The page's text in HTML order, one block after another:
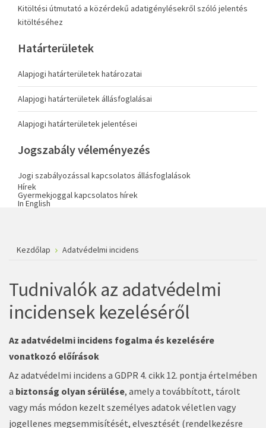
Kitöltési útmutató a közérdekű adatigénylésekről szóló jelentés
kitöltéséhez
Határterületek
Alapjogi határterületek határozatai
Alapjogi határterületek állásfoglalásai
Alapjogi határterületek jelentései
Jogszabály véleményezés
Jogi szabályozással kapcsolatos állásfoglalások
Hírek
Gyermekjoggal kapcsolatos hírek
In English
Kezdőlap Adatvédelmi incidens
Tudnivalók az adatvédelmi
incidensek kezeléséről
Az adatvédelmi incidens fogalma és kezelésére
vonatkozó előírások
Az adatvédelmi incidens a GDPR 4. cikk 12. pontja értelmében
a biztonság olyan sérülése, amely a továbbított, tárolt
vagy más módon kezelt személyes adatok véletlen vagy
jogellenes megsemmisítését, elvesztését (rendelkezésre